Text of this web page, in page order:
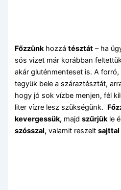
Főzzünkhozzátésztát – ha
sós vizet már korábban
akár gluténmenteset is. A forró,
tegyük bele a száraztésztát,
hogy jó sok vízbe menjen, fél
liter vízre lesz szükségünk.
kevergessük, majdszűrjükle
szósszal, valamit reszeltsajttal